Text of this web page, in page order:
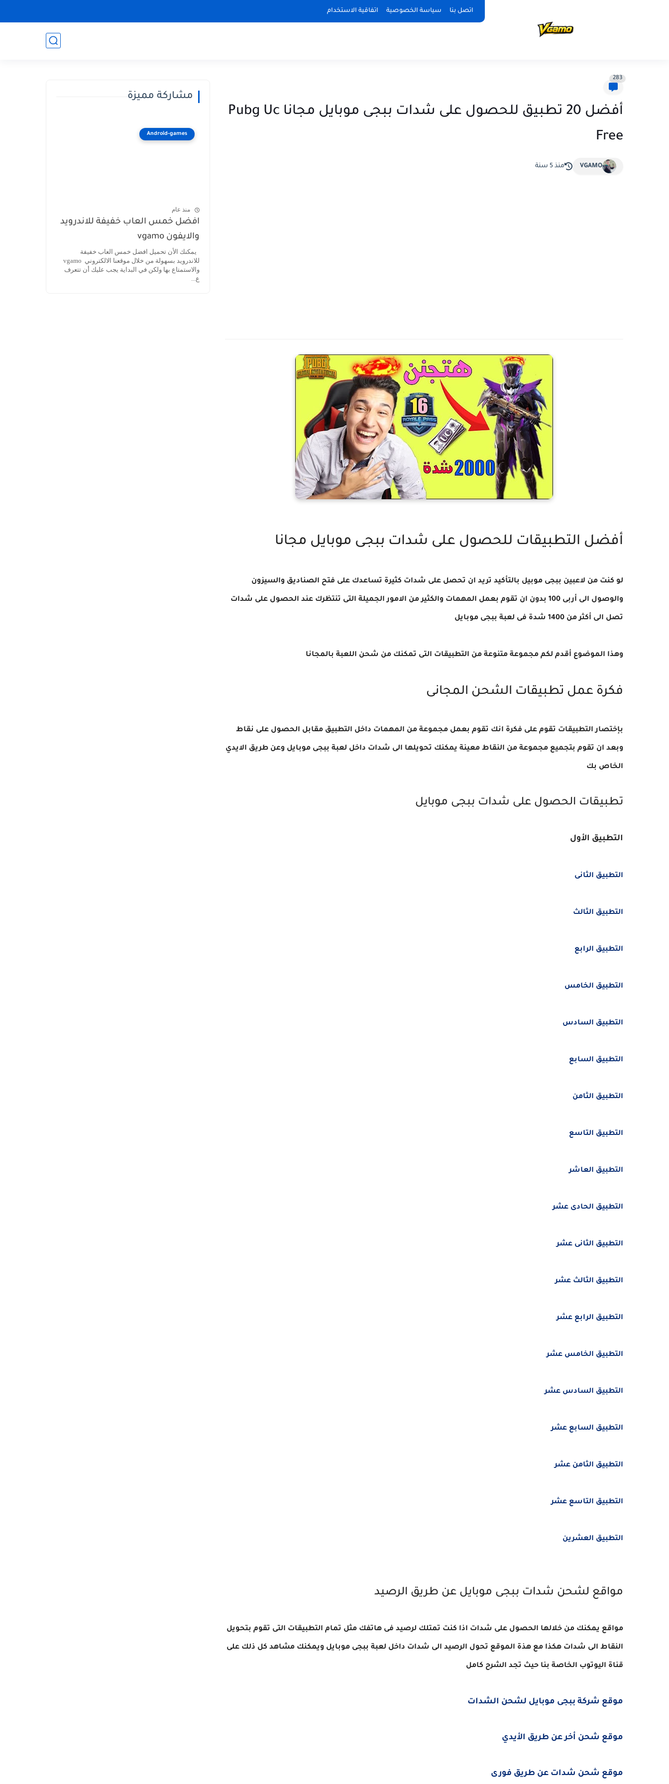
اتصل بنا سياسة الخصوصية اتفاقية الاستخدام
283
أفضل 20 تطبيق للحصول على شدات ببجى موبايل مجانا Pubg Uc
Free
VGAMO منذ 5 سنة
أفضل التطبيقات للحصول على شدات ببجى موبايل مجانا
لو كنت من لاعبين ببجى موبيل بالتأكيد تريد ان تحصل على شدات كثيرة تساعدك على فتح الصناديق والسيزون
والوصول الى أربى 100 بدون ان تقوم بعمل المهمات والكثير من الامور الجميلة التى تنتظرك عند الحصول على شدات
تصل الى أكثر من 1400 شدة فى لعبة ببجى موبايل
وهذا الموضوع أقدم لكم مجموعة متنوعة من التطبيقات التى تمكنك من شحن اللعبة بالمجانا
فكرة عمل تطبيقات الشحن المجانى
بإختصار التطبيقات تقوم على فكرة انك تقوم بعمل مجموعة من المهمات داخل التطبيق مقابل الحصول على نقاط
وبعد ان تقوم بتجميع مجموعة من النقاط معينة يمكنك تحويلها الى شدات داخل لعبة ببجى موبايل وعن طريق الايدي
الخاص بك
تطبيقات الحصول على شدات ببجى موبايل
التطبيق الأول
التطبيق الثانى
التطبيق الثالث
التطبيق الرابع
التطبيق الخامس
التطبيق السادس
التطبيق السابع
التطبيق الثامن
التطبيق التاسع
التطبيق العاشر
التطبيق الحادى عشر
التطبيق الثانى عشر
التطبيق الثالث عشر
التطبيق الرابع عشر
التطبيق الخامس عشر
التطبيق السادس عشر
التطبيق السابع عشر
التطبيق الثامن عشر
التطبيق التاسع عشر
التطبيق العشرين
مواقع لشحن شدات ببجى موبايل عن طريق الرصيد
مواقع يمكنك من خلالها الحصول على شدات اذا كنت تمتلك لرصيد فى هاتفك مثل تمام التطبيقات التى تقوم بتحويل
النقاط الى شدات هكذا مع هذة الموقع تحول الرصيد الى شدات داخل لعبة ببجى موبايل ويمكنك مشاهد كل ذلك على
قناة اليوتوب الخاصة بنا حيث تجد الشرح كامل
موقع شركة ببجى موبايل لشحن الشدات
موقع شحن أخر عن طريق الأيدي
موقع شحن شدات عن طريق فورى
مشاركة مميزة
Android-games
منذ عام
افضل خمس العاب خفيفة للاندرويد
والايفون vgamo
يمكنك الأن تحميل افضل خمس العاب خفيفة
للاندرويد بسهولة من خلال موقعنا الالكتروني vgamo
والاستمتاع بها ولكن في البداية يجب عليك أن تتعرف
ع...